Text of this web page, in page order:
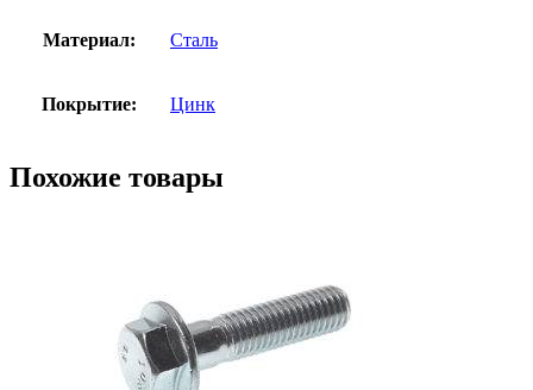
Материал: Сталь
Покрытие: Цинк
Похожие товары